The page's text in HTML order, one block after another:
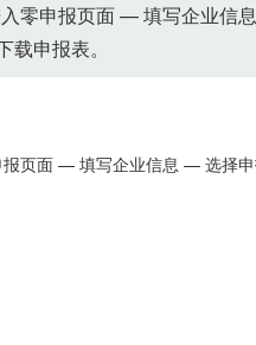
零申报页面 — 填写企业
申报表。
报页面 — 填写企业信息 — 选